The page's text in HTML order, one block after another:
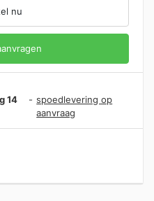
nu
14
- spoedlevering op
aanvraag